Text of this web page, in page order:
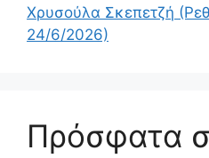
Χρυσούλα Σκεπετζή
24/6/2026)
Πρόσφατα